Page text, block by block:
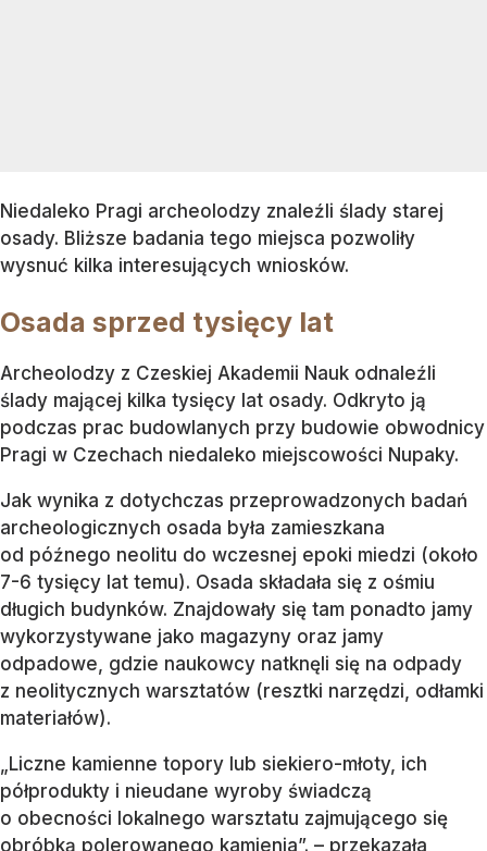
Niedaleko Pragi archeolodzy znaleźli ślady starej
osady. Bliższe badania tego miejsca pozwoliły
wysnuć kilka interesujących wniosków.
Osada sprzed tysięcy lat
Archeolodzy z Czeskiej Akademii Nauk odnaleźli
ślady mającej kilka tysięcy lat osady. Odkryto ją
podczas prac budowlanych przy budowie obwodnicy
Pragi w Czechach niedaleko miejscowości Nupaky.
Jak wynika z dotychczas przeprowadzonych badań
archeologicznych osada była zamieszkana
od późnego neolitu do wczesnej epoki miedzi (około
7-6 tysięcy lat temu). Osada składała się z ośmiu
długich budynków. Znajdowały się tam ponadto jamy
wykorzystywane jako magazyny oraz jamy
odpadowe, gdzie naukowcy natknęli się na odpady
z neolitycznych warsztatów (resztki narzędzi, odłamki
materiałów).
„Liczne kamienne topory lub siekiero-młoty, ich
półprodukty i nieudane wyroby świadczą
o obecności lokalnego warsztatu zajmującego się
obróbką polerowanego kamienia”. – przekazała